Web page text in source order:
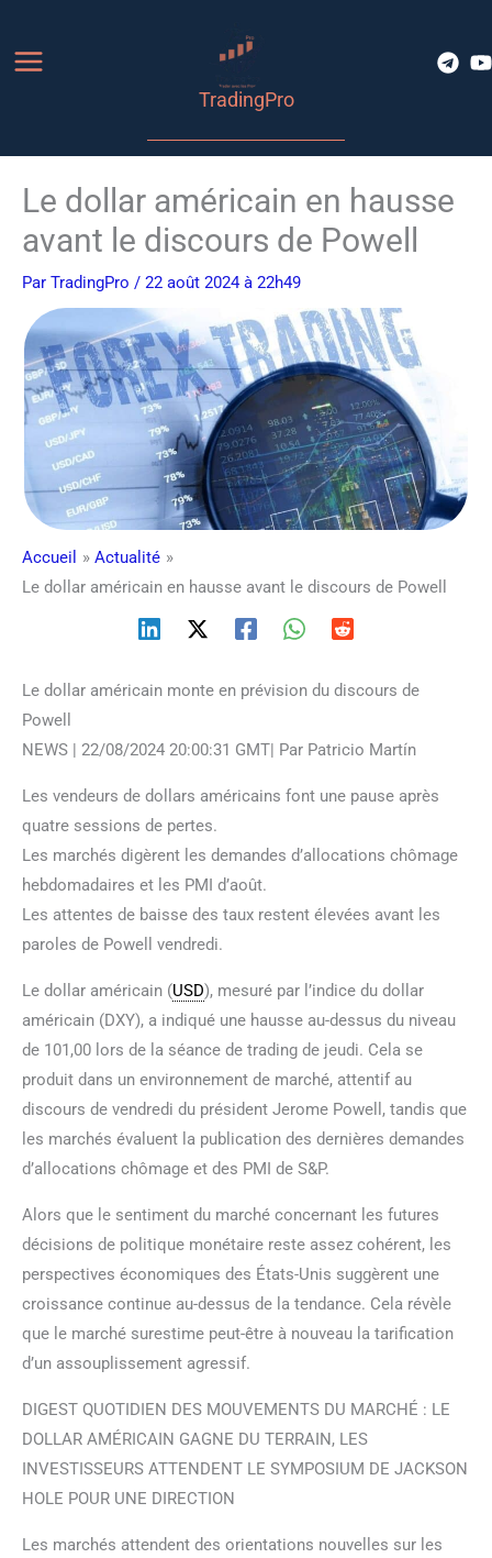
contenu
TradingPro
Le dollar américain en hausse
avant le discours de Powell
Par TradingPro / 22 août 2024 à 22h49
Accueil
Actualité
Le dollar américain en hausse avant le discours de Powell
Le dollar américain monte en prévision du discours de
Powell
NEWS | 22/08/2024 20:00:31 GMT| Par Patricio Martín
Les vendeurs de dollars américains font une pause après
quatre sessions de pertes.
Les marchés digèrent les demandes d’allocations chômage
hebdomadaires et les PMI d’août.
Les attentes de baisse des taux restent élevées avant les
paroles de Powell vendredi.
Le dollar américain (USD), mesuré par l’indice du dollar
américain (DXY), a indiqué une hausse au-dessus du niveau
de 101,00 lors de la séance de trading de jeudi. Cela se
produit dans un environnement de marché, attentif au
discours de vendredi du président Jerome Powell, tandis que
les marchés évaluent la publication des dernières demandes
d’allocations chômage et des PMI de S&P.
Alors que le sentiment du marché concernant les futures
décisions de politique monétaire reste assez cohérent, les
perspectives économiques des États-Unis suggèrent une
croissance continue au-dessus de la tendance. Cela révèle
que le marché surestime peut-être à nouveau la tarification
d’un assouplissement agressif.
DIGEST QUOTIDIEN DES MOUVEMENTS DU MARCHÉ : LE
DOLLAR AMÉRICAIN GAGNE DU TERRAIN, LES
INVESTISSEURS ATTENDENT LE SYMPOSIUM DE JACKSON
HOLE POUR UNE DIRECTION
Les marchés attendent des orientations nouvelles sur les